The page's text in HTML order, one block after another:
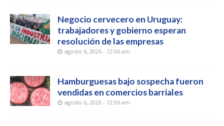
Negocio cervecero en Uruguay:
trabajadores y gobierno esperan
resolución de las empresas
agosto 6, 2026 - 12:06 am
Hamburguesas bajo sospecha fueron
vendidas en comercios barriales
agosto 6, 2026 - 12:06 am